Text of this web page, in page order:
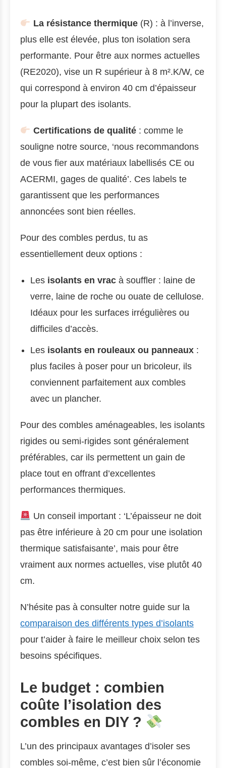
La résistance thermique(R) : à l’inverse,
plus elle est élevée, plus ton isolation sera
performante. Pour être aux normes actuelles
(RE2020), vise un R supérieur à 8 m².K/W, ce
qui correspond à environ 40 cm d’épaisseur
pour la plupart des isolants.
Certifications de qualité: comme le
souligne notre source, ‘nous recommandons
de vous fier aux matériaux labellisés CE ou
ACERMI, gages de qualité’. Ces labels te
garantissent que les performances
annoncées sont bien réelles.
Pour des combles perdus, tu as
essentiellement deux options :
Les isolants en vrac à souffler : laine de
verre, laine de roche ou ouate de cellulose.
Idéaux pour les surfaces irrégulières ou
difficiles d’accès.
Les isolants en rouleaux ou panneaux :
plus faciles à poser pour un bricoleur, ils
conviennent parfaitement aux combles
avec un plancher.
Pour des combles aménageables, les isolants
rigides ou semi-rigides sont généralement
préférables, car ils permettent un gain de
place tout en offrant d’excellentes
performances thermiques.
Un conseil important : ‘L’épaisseur ne doit
pas être inférieure à 20 cm pour une isolation
thermique satisfaisante’, mais pour être
vraiment aux normes actuelles, vise plutôt 40
cm.
N’hésite pas à consulter notre guide sur la
comparaison des différents types d’isolants
pour t’aider à faire le meilleur choix selon tes
besoins spécifiques.
Le budget : combien
coûte l’isolation des
combles en DIY ?
L’un des principaux avantages d’isoler ses
combles soi-même, c’est bien sûr l’économie